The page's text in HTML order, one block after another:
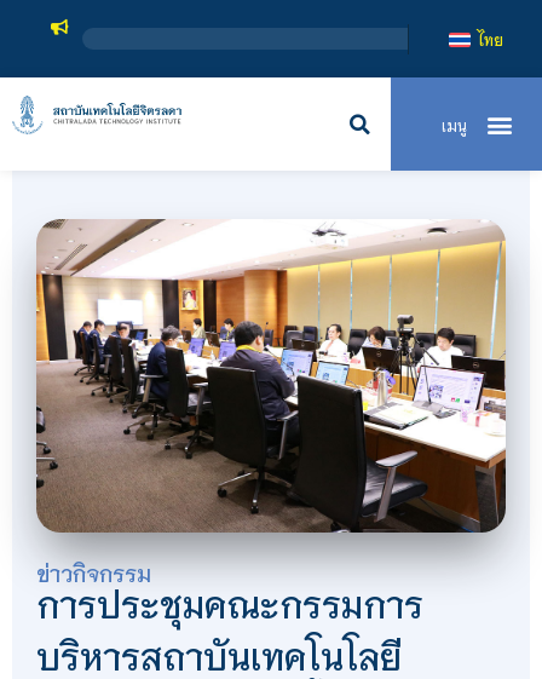
สถาบันเทค
ไทย
ข่าวกิจกรรม
การประชุมคณะกรรมการ
บริหารสถาบันเทคโนโลยี